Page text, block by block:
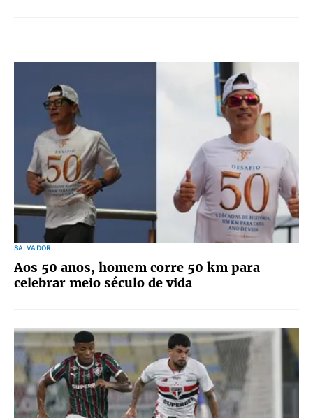
SALVADOR
Aos 50 anos, homem corre 50 km para
celebrar meio século de vida